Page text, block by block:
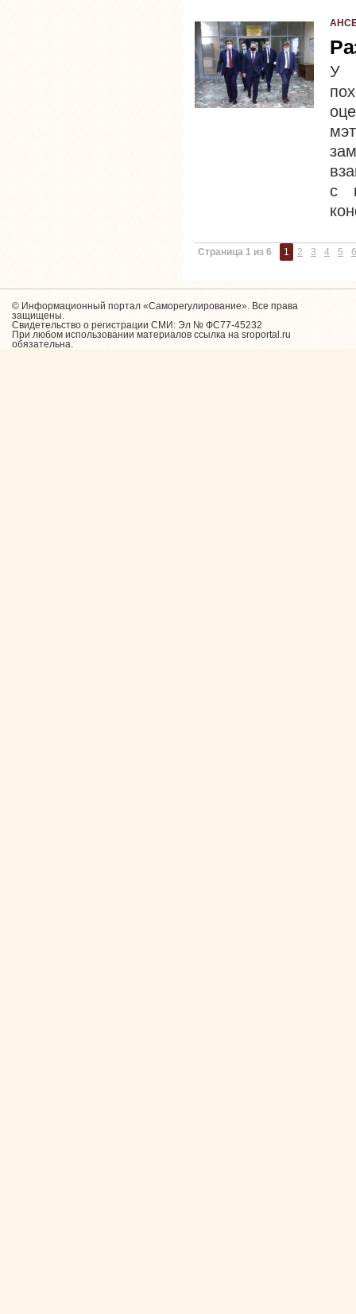
У
с
Страница 1 из 6 1 2 3 4 5 6
© Информационный портал «Саморегулирование». Все права
защищены.
Свидетельство о регистрации СМИ: Эл № ФС77-45232
При любом использовании материалов ссылка на sroportal.ru
обязательна.